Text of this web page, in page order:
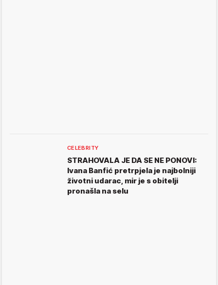
CELEBRITY
STRAHOVALA JE DA SE NE PONOVI:
Ivana Banfić pretrpjela je najbolniji
životni udarac, mir je s obitelji
pronašla na selu